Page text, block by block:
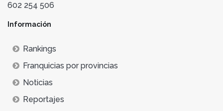
602 254 506
Información
Rankings
Franquicias por provincias
Noticias
Reportajes